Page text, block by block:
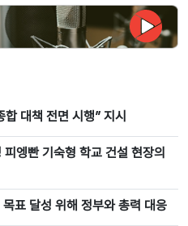
대책 전면 시행” 지시
엥빤 기숙형 학교 건설 현장의
목표 달성 위해 정부와 총력 대응